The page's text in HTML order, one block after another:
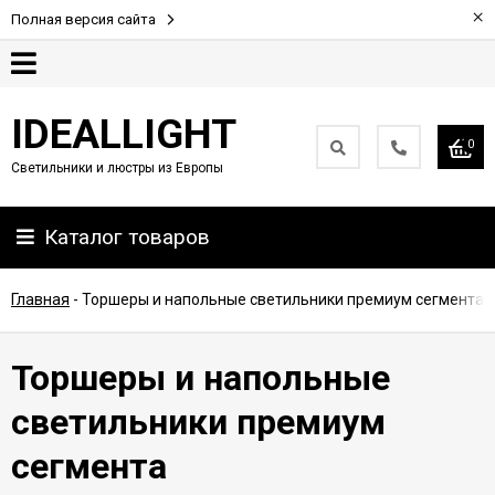
Полная версия сайта ×
Партнерам
Доставка
IDEALLIGHT
Светильники и люстры из Европы
0
Каталог товаров
Главная - Торшеры и напольные светильники премиум сегмента
Торшеры и напольные
светильники премиум
сегмента